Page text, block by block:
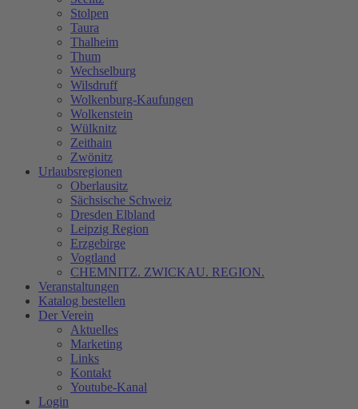
Stolpen
Taura
Thalheim
Thum
Wechselburg
Wilsdruff
Wolkenburg-Kaufungen
Wolkenstein
Wülknitz
Zeithain
Zwönitz
Urlaubsregionen
Oberlausitz
Sächsische Schweiz
Dresden Elbland
Leipzig Region
Erzgebirge
Vogtland
CHEMNITZ. ZWICKAU. REGION.
Veranstaltungen
Katalog bestellen
Der Verein
Aktuelles
Marketing
Links
Kontakt
Youtube-Kanal
Login